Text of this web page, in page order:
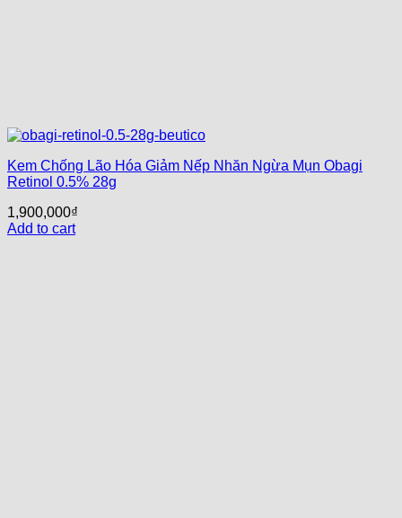
Kem Chống Lão Hóa Giảm Nếp Nhăn Ngừa Mụn Obagi
Retinol 0.5% 28g
1,900,000₫
Add to cart